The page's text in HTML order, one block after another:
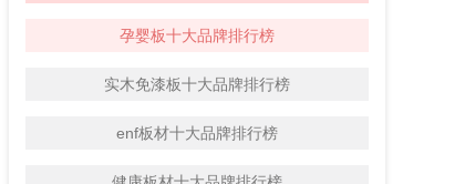
孕婴板十大品牌排行榜
实木免漆板十大品牌排行榜
enf板材十大品牌排行榜